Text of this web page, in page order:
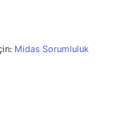
Midas Sorumluluk